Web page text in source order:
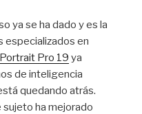
ya se ha dado y es la
especializados en
Portrait Pro 19 ya
de inteligencia
quedando atrás.
sujeto ha mejorado